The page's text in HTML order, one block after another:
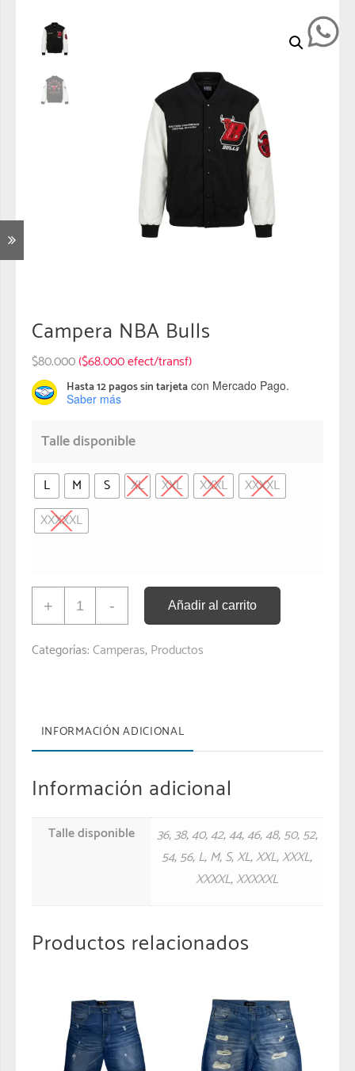
Campera NBA Bulls
$80.000($68.000 efect/transf)
Hasta 12 pagos sin tarjeta con Mercado Pago.
Saber más
Talle disponible
L M S XL XXL XXXL
XXXXL
XXXXXL
+ - Añadir al carrito
Categorías:Camperas,Productos
INFORMACIÓN ADICIONAL
Información adicional
Talle disponible 36,38,40,42,44,46,48,50,52,
54,56,L,M,S,XL,XXL,XXXL,
XXXXL,XXXXXL
Productos relacionados